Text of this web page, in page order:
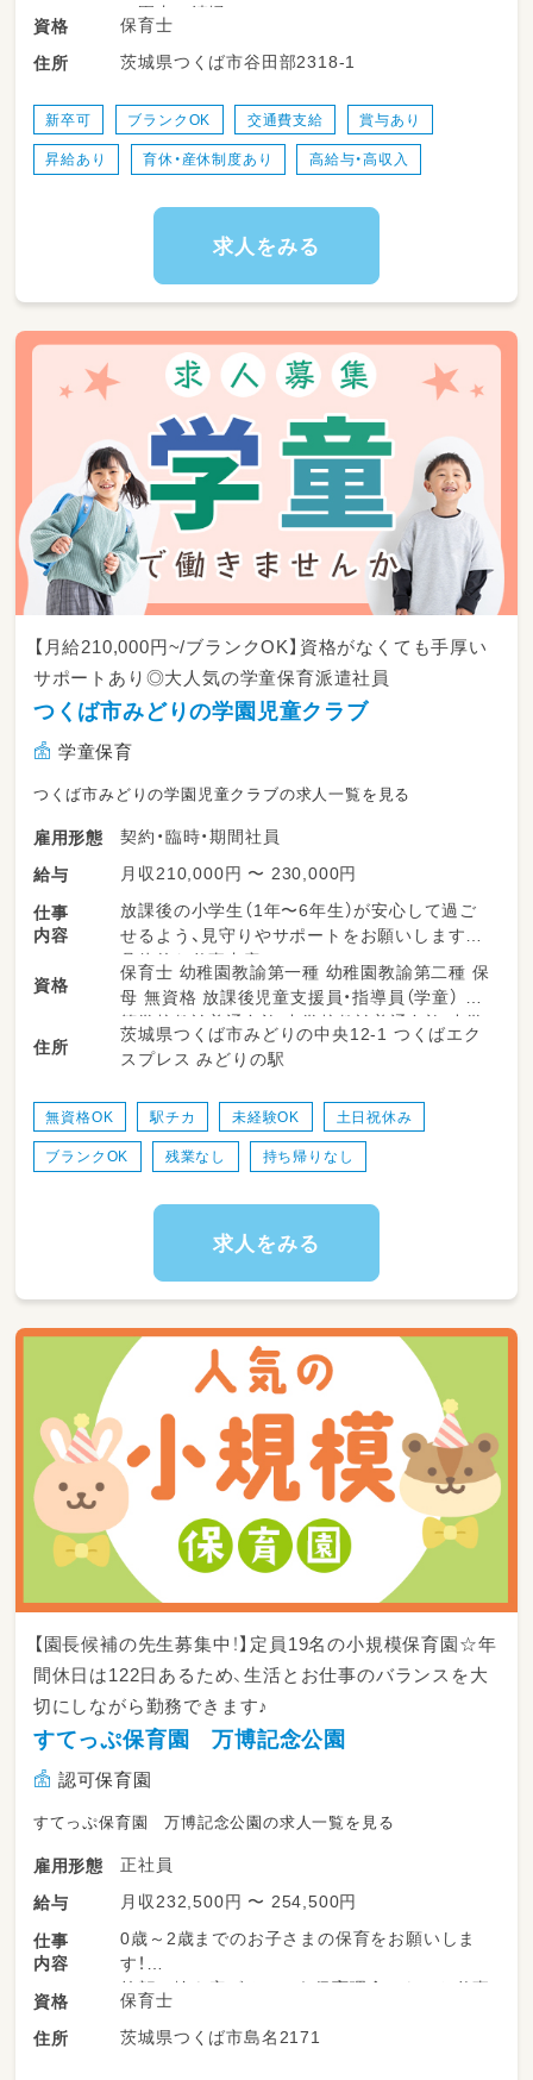
＊園内の清掃
＊事務処理（月・週案の作成、日誌、児童票の記
入など）
資格
保育士
住所
茨城県つくば市谷田部2318-1
新卒可 ブランクOK 交通費支給 賞与あり
昇給あり 育休・産休制度あり 高給与・高収入
求人をみる
【月給210,000円~/ブランクOK】資格がなくても手厚い
サポートあり◎大人気の学童保育派遣社員
つくば市みどりの学園児童クラブ
学童保育
つくば市みどりの学園児童クラブの求人一覧を見る
雇用形態
契約・臨時・期間社員
給与
月収210,000円 〜 230,000円
仕事
内容
放課後の小学生（1年〜6年生）が安心して過ご
せるよう、見守りやサポートをお願いします。
具体的な仕事内容：
・簡単な事務(PC等)作業
・「おかえり！」とこどもたちを笑顔でお出迎え
・宿題の様子を見守る（※教える必要はありませ
ん！）
遊ぶ
・外遊びの見守り（1日の中で30分〜1時間程度
と短めです。）
資格
保育士 幼稚園教諭第一種 幼稚園教諭第二種 保
母 無資格 放課後児童支援員・指導員（学童） 高
等学校教諭普通免許 中学校教諭普通免許 小学
校教諭普通免許
住所
茨城県つくば市みどりの中央12-1 つくばエク
スプレス みどりの駅
無資格OK 駅チカ 未経験OK 土日祝休み
ブランクOK 残業なし 持ち帰りなし
求人をみる
【園長候補の先生募集中！】定員19名の小規模保育園☆年
間休日は122日あるため、生活とお仕事のバランスを大
切にしながら勤務できます♪
すてっぷ保育園 万博記念公園
認可保育園
すてっぷ保育園 万博記念公園の求人一覧を見る
雇用形態
正社員
給与
月収232,500円 〜 254,500円
仕事
内容
0歳～2歳までのお子さまの保育をお願いしま
す！
笑顔の輪を広げるという保育理念のもとお仕事
をしています♪
資格
保育士
住所
茨城県つくば市島名2171